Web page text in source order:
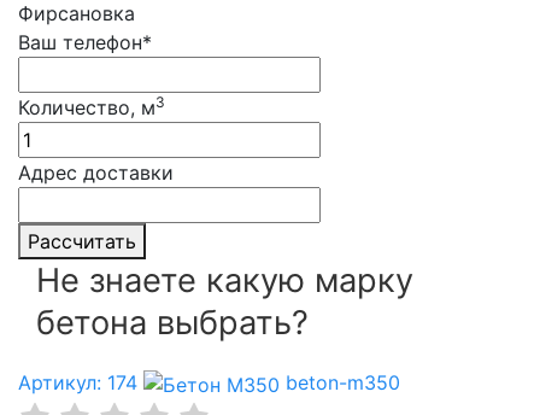
Фирсановка
Ваш телефон*
Количество, м3
Адрес доставки
Рассчитать
Не знаете какую марку
бетона выбрать?
Артикул: 174 beton-m350